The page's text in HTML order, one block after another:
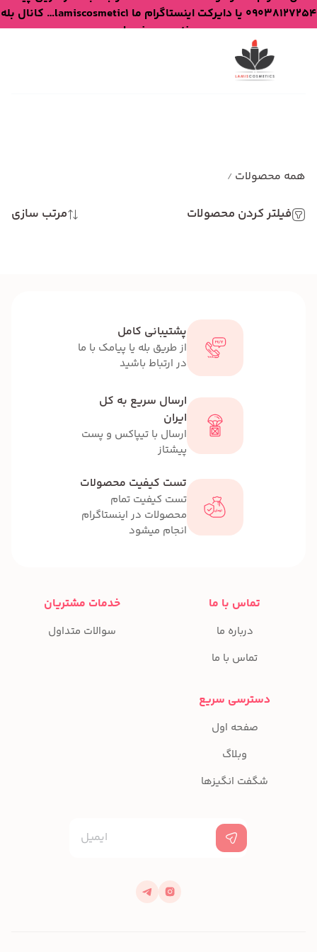
09038127254 یا دایرکت اینستاگرام ما lamiscosmetic1… کانال بله
lamiscosmetic
همه محصولات /
فیلتر کردن محصولات مرتب سازی
پشتیبانی کامل
از طریق بله یا پیامک با ما
در ارتباط باشید
ارسال سریع به کل
ایران
ارسال با تیپاکس و پست
پیشتاز
تست کیفیت محصولات
تست کیفیت تمام
محصولات در اینستاگرام
انجام میشود
تماس با ما
درباره ما
تماس با ما
خدمات مشتریان
سوالات متداول
دسترسی سریع
صفحه اول
وبلاگ
شگفت انگیزها